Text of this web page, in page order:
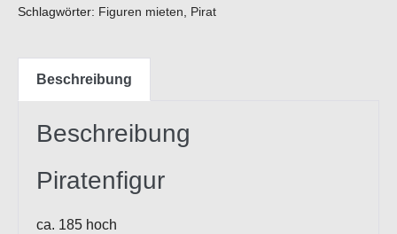
Menge
Schlagwörter: Figuren mieten, Pirat
Beschreibung
Beschreibung
Piratenfigur
ca. 185 hoch